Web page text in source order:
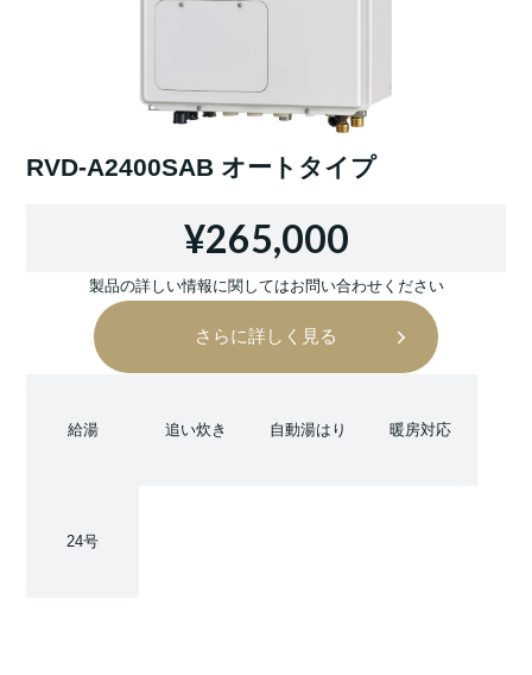
RVD-A2400SAB オートタイプ
¥265,000
製品の詳しい情報に関してはお問い合わせください
さらに詳しく見る
給湯 追い炊き 自動湯はり 暖房対応
24号